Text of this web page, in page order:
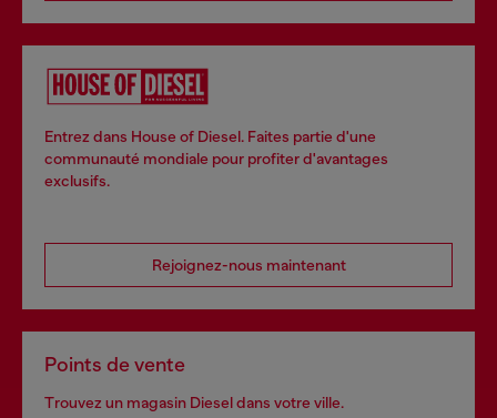
Entrez dans House of Diesel. Faites partie d'une
communauté mondiale pour profiter d'avantages
exclusifs.
Rejoignez-nous maintenant
Points de vente
Trouvez un magasin Diesel dans votre ville.